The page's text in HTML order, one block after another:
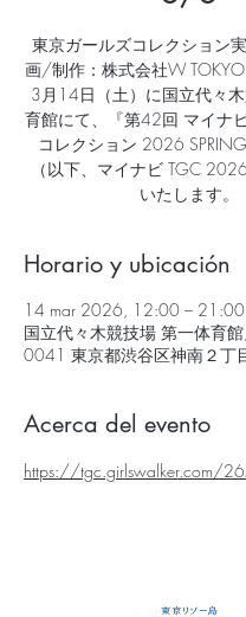
東京ガールズコレクション
画/制作：株式会社W
3月14日（土）に国立代々
育館にて、『第42回 マイナ
コレクション 2026
（以下、マイナビ TGC
いたします。
Horario y ubicación
14 mar 2026, 12:00 – 21:00
国立代々木競技場 第一体育
0041 東京都渋谷区神南２丁
Acerca del evento
https://tgc.girlswalker.com/